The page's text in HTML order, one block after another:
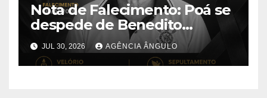
Nota de Falecimento: Poá se
despede de Benedito
Aparecido Girão, o conhecido
“Dito Chaveiro”
JUL 30, 2026 AGÊNCIA ÂNGULO